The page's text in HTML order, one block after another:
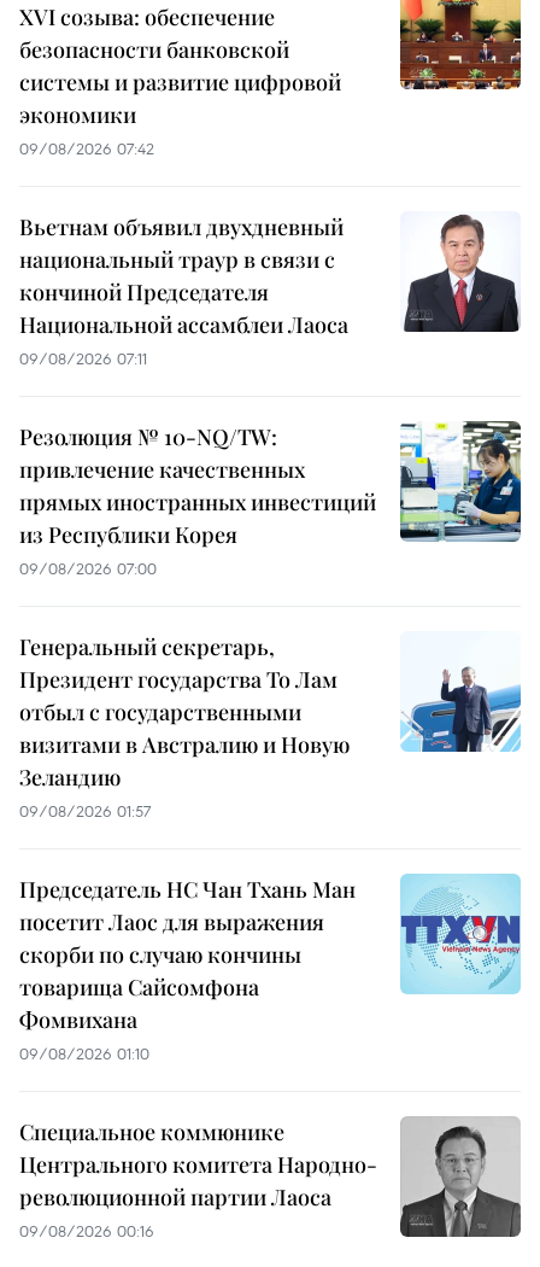
XVI созыва: обеспечение
безопасности банковской
системы и развитие цифровой
экономики
09/08/2026 07:42
Вьетнам объявил двухдневный
национальный траур в связи с
кончиной Председателя
Национальной ассамблеи Лаоса
09/08/2026 07:11
Резолюция № 10-NQ/TW:
привлечение качественных
прямых иностранных инвестиций
из Республики Корея
09/08/2026 07:00
Генеральный секретарь,
Президент государства То Лам
отбыл с государственными
визитами в Австралию и Новую
Зеландию
09/08/2026 01:57
Председатель НС Чан Тхань Ман
посетит Лаос для выражения
скорби по случаю кончины
товарища Сайсомфона
Фомвихана
09/08/2026 01:10
Специальное коммюнике
Центрального комитета Народно-
революционной партии Лаоса
09/08/2026 00:16